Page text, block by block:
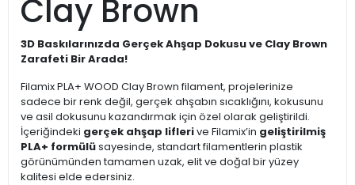
Clay Brown
3D Baskılarınızda Gerçek Ahşap Dokusu ve Clay Brown
Zarafeti Bir Arada!
Filamix PLA+ WOOD Clay Brown filament, projelerinize
sadece bir renk değil, gerçek ahşabın sıcaklığını, kokusunu
ve asil dokusunu kazandırmak için özel olarak geliştirildi.
İçeriğindeki gerçek ahşap liflerive Filamix’in geliştirilmiş
PLA+ formülüsayesinde, standart filamentlerin plastik
görünümünden tamamen uzak, elit ve doğal bir yüzey
kalitesi elde edersiniz.